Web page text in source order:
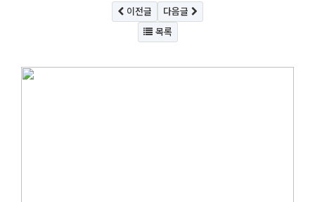
이전글
다음글
목록